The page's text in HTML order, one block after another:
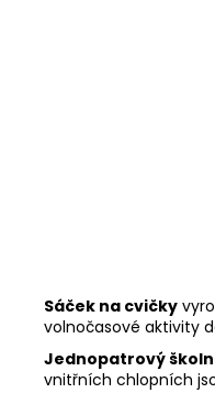
Sáček na cvičky
volnočasové aktivity
Jednopatrový
vnitřních chlopních